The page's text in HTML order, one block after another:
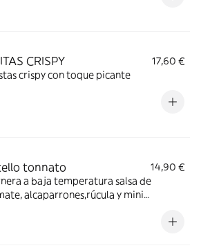
CRISPY
17,60 €
crispy con toque picante
tonnato
14,90 €
a baja temperatura salsa de
alcaparrones,rúcula y mini